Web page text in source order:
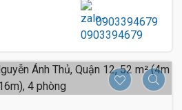
0903394679